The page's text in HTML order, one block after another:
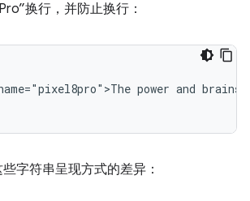
换行，并防止换行：
power and brains
字符串呈现方式的差异：